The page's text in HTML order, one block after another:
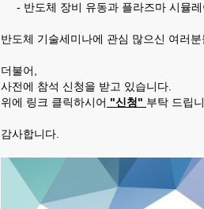
- 반도체 장비 유동과 플라즈마 시뮬
반도체 기술세미나에 관심 많으신 여러
더불어,
사전에 참석 신청을 받고 있습니다.
위에 링크 클릭하시어 "신청" 부탁 드립
감사합니다.